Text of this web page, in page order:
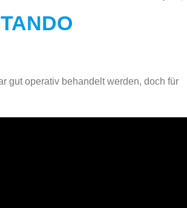
gut operativ behandelt werden, doch für